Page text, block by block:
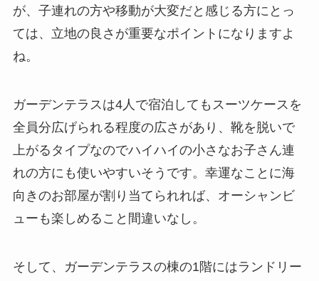
が、子連れの方や移動が大変だと感じる方にとっ
ては、立地の良さが重要なポイントになりますよ
ね。
ガーデンテラスは4人で宿泊してもスーツケースを
全員分広げられる程度の広さがあり、靴を脱いで
上がるタイプなのでハイハイの小さなお子さん連
れの方にも使いやすいそうです。幸運なことに海
向きのお部屋が割り当てられれば、オーシャンビ
ューも楽しめること間違いなし。
そして、ガーデンテラスの棟の1階にはランドリー